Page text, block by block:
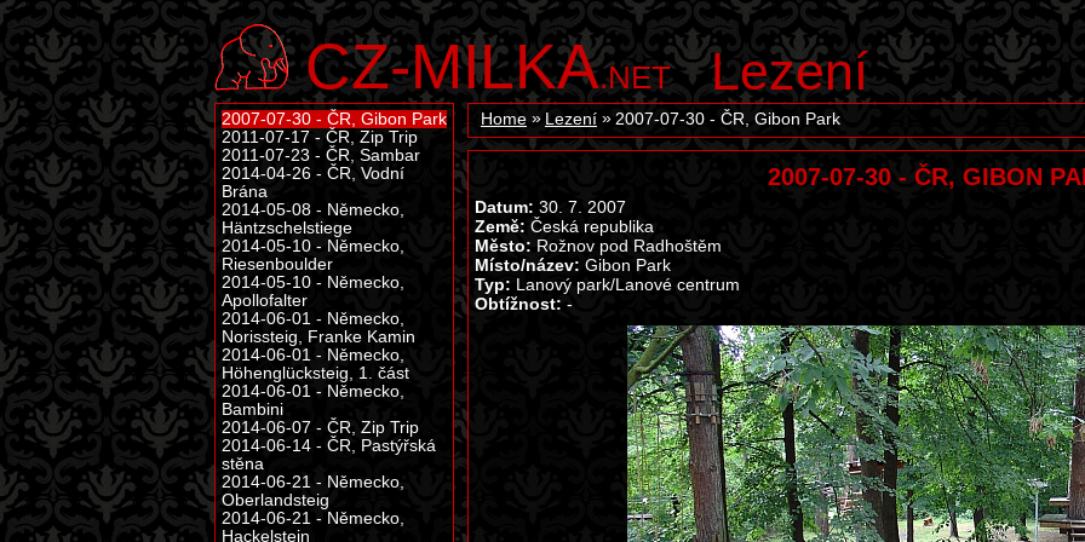
CZ-MILKA.NET Lezení
Home Lezení 2007-07-30 - ČR, Gibon Park
2007-07-30 - ČR, GIBON
Datum: 30. 7. 2007
Země: Česká republika
Město: Rožnov pod Radhoštěm
Místo/název: Gibon Park
Typ: Lanový park/Lanové centrum
Obtížnost: -
2007-07-30 - ČR, Gibon Park
2011-07-17 - ČR, Zip Trip
2011-07-23 - ČR, Sambar
2014-04-26 - ČR, Vodní
Brána
2014-05-08 - Německo,
Häntzschelstiege
2014-05-10 - Německo,
Riesenboulder
2014-05-10 - Německo,
Apollofalter
2014-06-01 - Německo,
Norissteig, Franke Kamin
2014-06-01 - Německo,
Höhenglücksteig, 1. část
2014-06-01 - Německo,
Bambini
2014-06-07 - ČR, Zip Trip
2014-06-14 - ČR, Pastýřská
stěna
2014-06-21 - Německo,
Oberlandsteig
2014-06-21 - Německo,
Hackelstein